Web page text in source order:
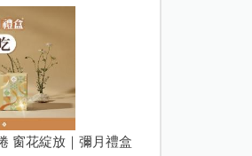
窗花綻放｜彌月禮盒